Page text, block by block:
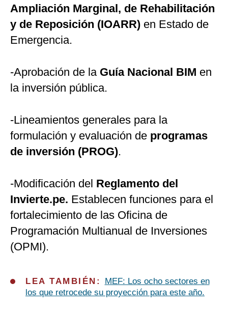
Ampliación Marginal, de Rehabilitación
y de Reposición (IOARR) en Estado de
Emergencia.
-Aprobación de la Guía Nacional BIM en
la inversión pública.
-Lineamientos generales para la
formulación y evaluación de programas
de inversión (PROG).
-Modificación del Reglamento del
Invierte.pe. Establecen funciones para el
fortalecimiento de las Oficina de
Programación Multianual de Inversiones
(OPMI).
LEA TAMBIÉN:
MEF: Los ocho sectores en
los que retrocede su proyección para este año.